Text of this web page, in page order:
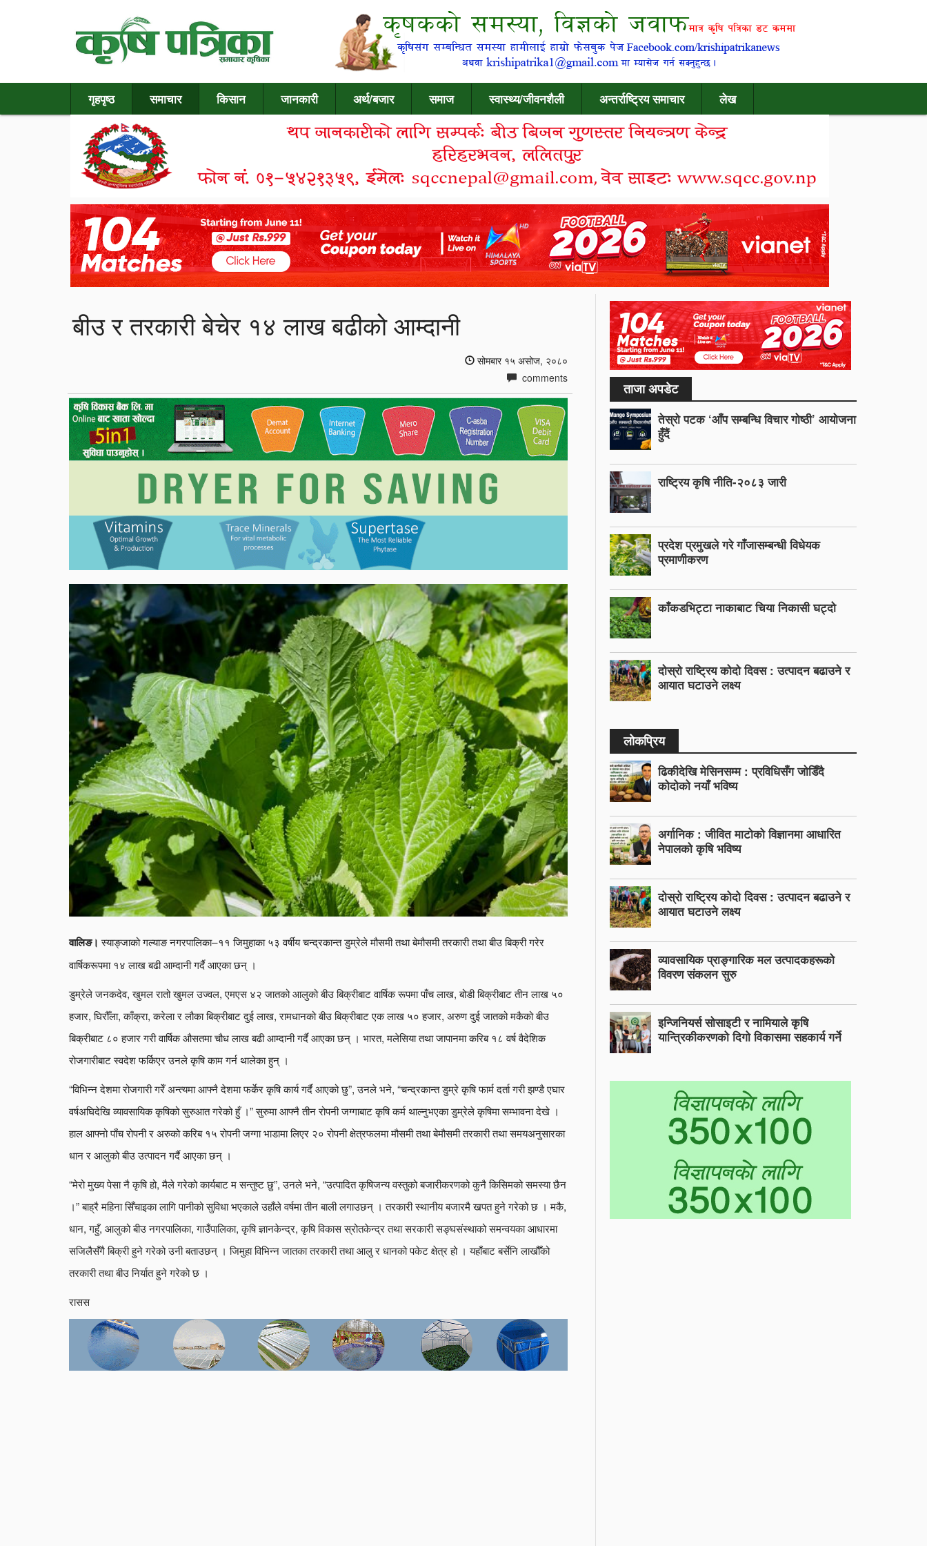
गृहपृष्ठ समाचार किसान जानकारी अर्थ/बजार समाज स्वास्थ्य/जीवनशैली अन्तर्राष्ट्रिय समाचार लेख
बीउ र तरकारी बेचेर १४ लाख बढीको आम्दानी
सोमबार १५ असोज, २०८०
comments
वालिङ। स्याङ्जाको गल्याङ नगरपालिका–११ जिमुहाका ५३ वर्षीय चन्द्रकान्त डुम्रेले मौसमी तथा बेमौसमी तरकारी तथा बीउ बिक्री गरेर
वार्षिकरूपमा १४ लाख बढी आम्दानी गर्दै आएका छन् ।
डुम्रेले जनकदेव, खुमल रातो खुमल उज्वल, एमएस ४२ जातको आलुको बीउ बिक्रीबाट वार्षिक रूपमा पाँच लाख, बोडी बिक्रीबाट तीन लाख ५०
हजार, घिरौँला, काँक्रा, करेला र लौका बिक्रीबाट दुई लाख, रामधानको बीउ बिक्रीबाट एक लाख ५० हजार, अरुण दुई जातको मकैको बीउ
बिक्रीबाट ८० हजार गरी वार्षिक औसतमा चौध लाख बढी आम्दानी गर्दै आएका छन् । भारत, मलेसिया तथा जापानमा करिब १८ वर्ष वैदेशिक
रोजगारीबाट स्वदेश फर्किएर उनले कृषि काम गर्न थालेका हुन् ।
“विभिन्न देशमा रोजगारी गरेँ अन्त्यमा आफ्नै देशमा फर्केर कृषि कार्य गर्दै आएको छु”, उनले भने, “चन्द्रकान्त डुम्रे कृषि फार्म दर्ता गरी झण्डै एघार
वर्षअघिदेखि व्यावसायिक कृषिको सुरुआत गरेको हुँ ।” सुरुमा आफ्नै तीन रोपनी जग्गाबाट कृषि कर्म थाल्नुभएका डुम्रेले कृषिमा सम्भावना देखे ।
हाल आफ्नो पाँच रोपनी र अरुको करिब १५ रोपनी जग्गा भाडामा लिएर २० रोपनी क्षेत्रफलमा मौसमी तथा बेमौसमी तरकारी तथा समयअनुसारका
धान र आलुको बीउ उत्पादन गर्दै आएका छन् ।
“मेरो मुख्य पेसा नै कृषि हो, मैले गरेको कार्यबाट म सन्तुष्ट छु”, उनले भने, “उत्पादित कृषिजन्य वस्तुको बजारीकरणको कुनै किसिमको समस्या छैन
।” बाह्रै महिना सिँचाइका लागि पानीको सुविधा भएकाले उहाँले वर्षमा तीन बाली लगाउछन् । तरकारी स्थानीय बजारमै खपत हुने गरेको छ । मकै,
धान, गहुँ, आलुको बीउ नगरपालिका, गाउँपालिका, कृषि ज्ञानकेन्द्र, कृषि विकास स्रोतकेन्द्र तथा सरकारी सङ्घसंस्थाको समन्वयका आधारमा
सजिलैसँगै बिक्री हुने गरेको उनी बताउछन् । जिमुहा विभिन्न जातका तरकारी तथा आलु र धानको पकेट क्षेत्र हो । यहाँबाट बर्सेनि लाखौँको
तरकारी तथा बीउ निर्यात हुने गरेको छ ।
रासस
ताजा अपडेट
तेस्रो पटक ‘आँप सम्बन्धि विचार गोष्ठी’ आयोजना
हुँदैं
राष्ट्रिय कृषि नीति-२०८३ जारी
प्रदेश प्रमुखले गरे गाँजासम्बन्धी विधेयक
प्रमाणीकरण
काँकडभिट्टा नाकाबाट चिया निकासी घट्दो
दोस्रो राष्ट्रिय कोदो दिवस : उत्पादन बढाउने र
आयात घटाउने लक्ष्य
लोकप्रिय
ढिकीदेखि मेसिनसम्म : प्रविधिसँग जोडिँदै
कोदोको नयाँ भविष्य
अर्गानिक : जीवित माटोको विज्ञानमा आधारित
नेपालको कृषि भविष्य
दोस्रो राष्ट्रिय कोदो दिवस : उत्पादन बढाउने र
आयात घटाउने लक्ष्य
व्यावसायिक प्राङ्गारिक मल उत्पादकहरूको
विवरण संकलन सुरु
इन्जिनियर्स सोसाइटी र नामियाले कृषि
यान्त्रिकीकरणको दिगो विकासमा सहकार्य गर्ने